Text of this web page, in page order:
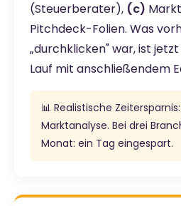
(Steuerberater), (c)
Pitchdeck-Folien. Was
„durchklicken" war, ist
Lauf mit anschließendem
📊 Realistische
Marktanalyse. Bei drei
Monat: ein Tag eingespart.